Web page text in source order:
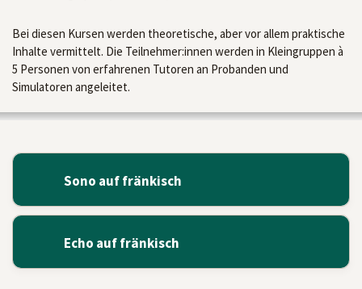
Bei diesen Kursen werden theoretische, aber vor allem praktische
Inhalte vermittelt. Die Teilnehmer:innen werden in Kleingruppen à
5 Personen von erfahrenen Tutoren an Probanden und
Simulatoren angeleitet.
Sono auf fränkisch
Echo auf fränkisch